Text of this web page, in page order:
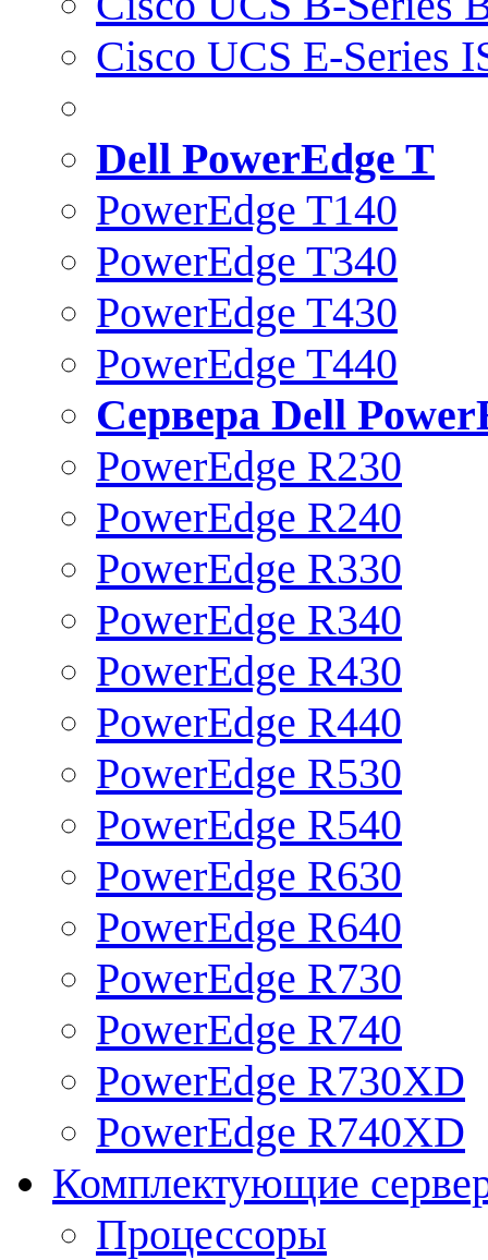
Cisco UCS E-Series
Dell PowerEdge T
PowerEdge T140
PowerEdge T340
PowerEdge T430
PowerEdge T440
Сервера Dell
PowerEdge R230
PowerEdge R240
PowerEdge R330
PowerEdge R340
PowerEdge R430
PowerEdge R440
PowerEdge R530
PowerEdge R540
PowerEdge R630
PowerEdge R640
PowerEdge R730
PowerEdge R740
PowerEdge R730XD
PowerEdge R740XD
Комплектующие
Процессоры